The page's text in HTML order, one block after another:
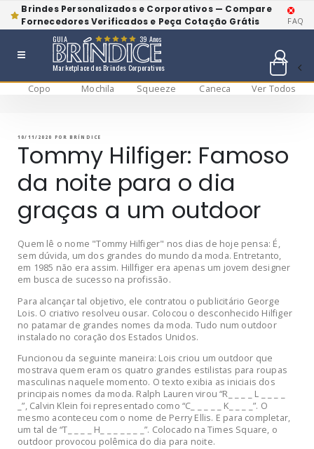
Brindes Personalizados e Corporativos — Compare
Fornecedores Verificados e Peça Cotação Grátis
FAQ
Marketplace dos Brindes Corporativos
GUIA 39 Anos
Copo Mochila Squeeze Caneca
Ver Todos
conteúdo
PUBLICADO
10/11/2020 PORBRÍNDICE
Tommy Hilfiger: Famoso
da noite para o dia
graças a um outdoor
Quem lê o nome "Tommy Hilfiger" nos dias de hoje pensa: É,
sem dúvida, um dos grandes do mundo da moda. Entretanto,
em 1985 não era assim. Hillfiger era apenas um jovem designer
em busca de sucesso na profissão.
Para alcançar tal objetivo, ele contratou o publicitário George
Lois. O criativo resolveu ousar. Colocou o desconhecido Hilfiger
no patamar de grandes nomes da moda. Tudo num outdoor
instalado no coração dos Estados Unidos.
Funcionou da seguinte maneira: Lois criou um outdoor que
mostrava quem eram os quatro grandes estilistas para roupas
masculinas naquele momento. O texto exibia as iniciais dos
principais nomes da moda. Ralph Lauren virou “R_ _ _ _ L _ _ _ _
_”, Calvin Klein foi representado como “C_ _ _ _ _ K_ _ _ _”. O
mesmo aconteceu com o nome de Perry Ellis. E para completar,
um tal de “T_ _ _ _ H_ _ _ _ _ _ _”. Colocado na Times Square, o
outdoor provocou polêmica do dia para noite.